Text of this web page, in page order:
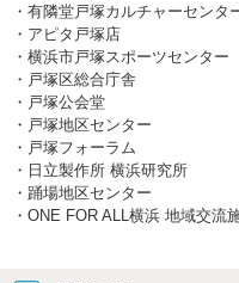
・ 有隣堂戸塚カルチャーセンタ
・ アピタ戸塚店
・ 横浜市戸塚スポーツセンター
・ 戸塚区総合庁舎
・ 戸塚公会堂
・ 戸塚地区センター
・ 戸塚フォーラム
・ 日立製作所 横浜研究所
・ 踊場地区センター
・ ONE FOR ALL横浜 地域交流